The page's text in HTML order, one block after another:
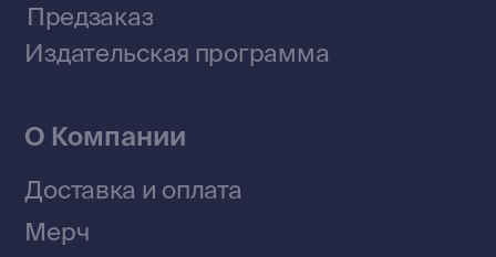
Договор оферты
Политика конфиденциальности
© 2026 Все права защищены